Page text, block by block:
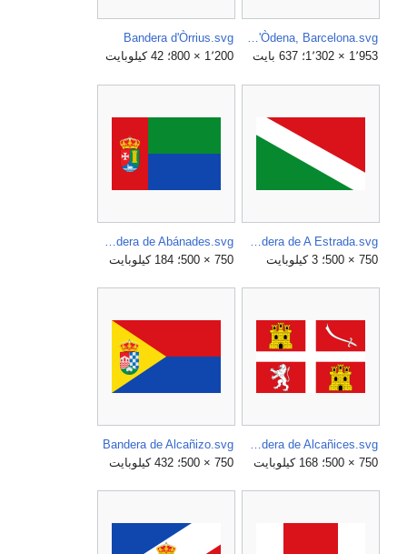
Bandera d'Òdena, Barcelona.svg
1٬953 × 1٬302؛ 637 بايت
Bandera d'Òrrius.svg
1٬200 × 800؛ 42 كيلوبايت
750 × 500؛ 3 كيلوبايت
750 × 500؛ 184 كيلوبايت
750 × 500؛ 168 كيلوبايت
Bandera de Alcañizo.svg
750 × 500؛ 432 كيلوبايت